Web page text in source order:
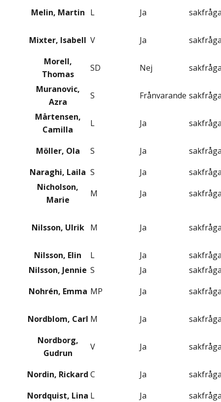
Melin, Martin L Ja
Mixter, Isabell V Ja
Morell,
Thomas
SD Nej
Muranovic,
Azra
S Frånvarande
Mårtensen,
Camilla
L Ja
Möller, Ola S Ja
Naraghi, Laila S Ja
Nicholson,
Marie
M Ja
Nilsson, Ulrik M Ja
Nilsson, Elin L Ja
Nilsson, Jennie S Ja
Nohrén, Emma MP Ja
Nordblom, Carl M Ja
Nordborg,
Gudrun
V Ja
Nordin, Rickard C Ja
Nordquist, Lina L Ja